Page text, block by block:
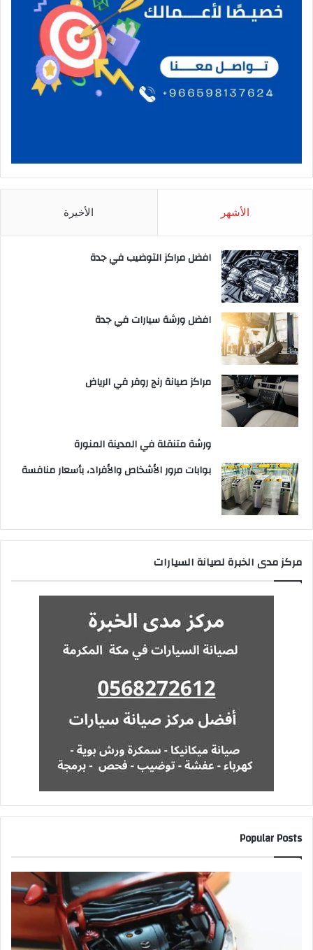
الأشهر الأخيرة
افضل مراكز التوضيب في جدة
افضل ورشة سيارات في جدة
مراكز صيانة رنج روفر في الرياض
ورشة متنقلة في المدينة المنورة
بوابات مرور الأشخاص والأفراد، بأسعار منافسة
مركز مدى الخبرة لصيانة السيارات
Popular Posts